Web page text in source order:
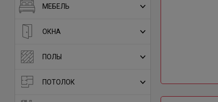
МЕБЕЛЬ
ОКНА
ПОЛЫ
ПОТОЛОК